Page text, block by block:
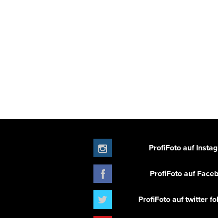
ProfiFoto auf
ProfiFoto auf
ProfiFoto auf twitter